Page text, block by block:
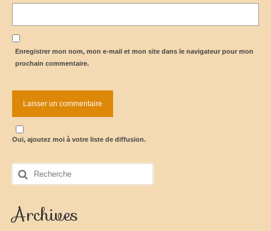
Enregistrer mon nom, mon e-mail et mon site dans le navigateur pour mon
prochain commentaire.
Oui, ajoutez moi à votre liste de diffusion.
Rechercher
Archives